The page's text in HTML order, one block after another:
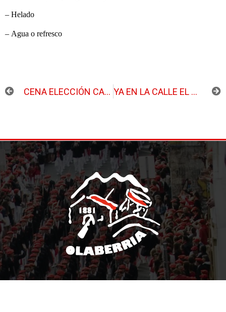
– Helado
– Agua o refresco
CENA ELECCIÓN CANTINERA 2022 YA EN LA CALLE EL NÚMERO 15 DE LA GACETA DE OLABERRIA